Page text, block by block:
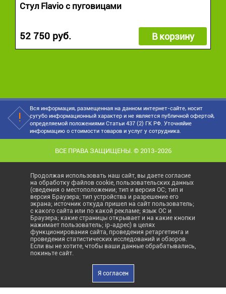
Стул Flavio с пуговицами
52 750 руб. В корзину
Вся информация, размещенная на данном интернет-сайте, носит
сугубо информационный характер и не является публичной офертой,
определяемой положениями Статьи 437 (2) ГК РФ. Уточняйие
информацию о стоимости товаров и услуг у сотрудника.
ВСЕ ПРАВА ЗАЩИЩЕНЫ. © 2013-2026
Продолжая использовать наш сайт, вы даете согласие
на обработку файлов cookie, пользовательских данных
(сведения о местоположении; тип и версия ОС; тип и
версия Браузера; тип устройства и разрешение его
экрана; источник откуда пришел на сайт пользователь;
с какого сайта или по какой рекламе; язык ОС и
Браузера; какие страницы открывает и на какие кнопки
нажимает пользователь; ip-адрес) в целях
функционирования сайта, проведения ретаргетинга и
проведения статистических исследований и обзоров.
Если вы не хотите, чтобы ваши данные обрабатывались,
покиньте сайт.
Я согласен